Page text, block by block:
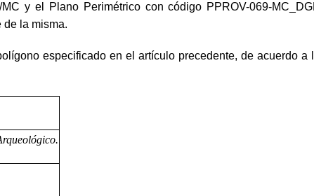
y el Plano Perimétrico con código PPROV-069-
de la misma.
especificado en el artículo precedente, de acuerdo